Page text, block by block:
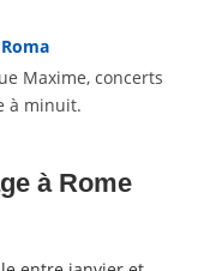
Maxime, concerts
à minuit.
à Rome